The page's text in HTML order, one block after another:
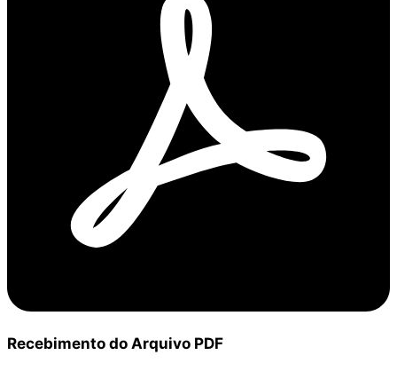
Recebimento do Arquivo PDF